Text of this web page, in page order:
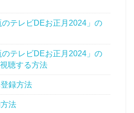
のテレビDEお正月2024」の
のテレビDEお正月2024」の
聴する方法
録方法
法